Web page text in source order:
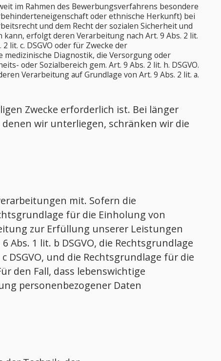
im Rahmen des Bewerbungsverfahrens besondere
oder ethnische Herkunft) bei
und dem Recht der sozialen Sicherheit und
erfolgt deren Verarbeitung nach Art. 9 Abs. 2 lit.
lit. c. DSGVO oder für Zwecke der
Diagnostik, die Versorgung oder
oder Sozialbereich gem. Art. 9 Abs. 2 lit. h. DSGVO.
Verarbeitung auf Grundlage von Art. 9 Abs. 2 lit. a.
Zwecke erforderlich ist. Bei länger
wir unterliegen, schränken wir die
mit. Sofern die
für die Einholung von
zur Erfüllung unserer Leistungen
1 lit. b DSGVO, die Rechtsgrundlage
und die Rechtsgrundlage für die
den Fall, dass lebenswichtige
personenbezogener Daten